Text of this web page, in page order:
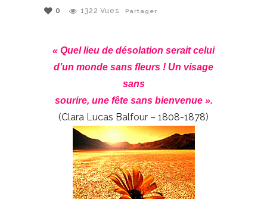
0
1322 Vues Partager
« Quel lieu de désolation serait celui
d’un monde sans fleurs ! Un visage
sans
sourire, une fête sans bienvenue ».
(Clara Lucas Balfour – 1808-1878)